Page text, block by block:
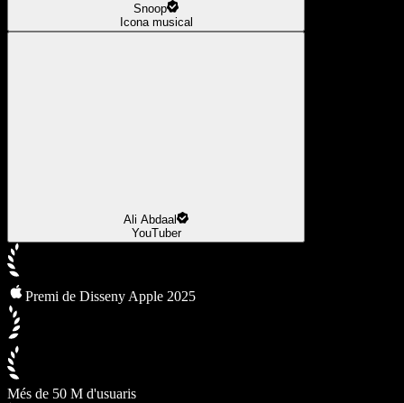
Snoop
Icona musical
Ali Abdaal
YouTuber
Premi de Disseny Apple 2025
Més de 50 M d'usuaris